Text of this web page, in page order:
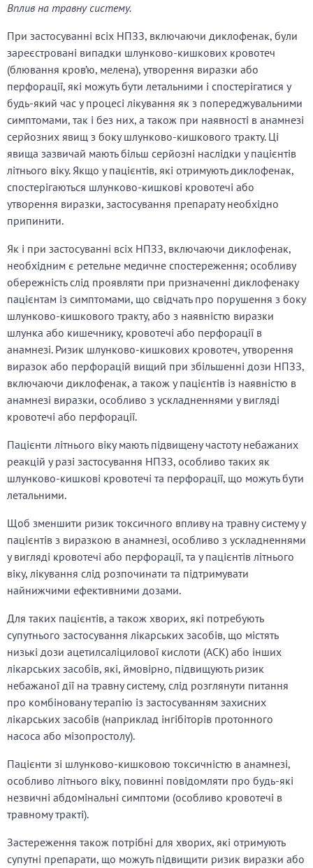
Вплив на травну систему.
При застосуванні всіх НПЗЗ, включаючи диклофенак, були
зареєстровані випадки шлунково-кишкових кровотеч
(блювання кров’ю, мелена), утворення виразки або
перфорації, які можуть бути летальними і спостерігатися у
будь-який час у процесі лікування як з попереджувальними
симптомами, так і без них, а також при наявності в анамнезі
серйозних явищ з боку шлунково-кишкового тракту. Ці
явища зазвичай мають більш серйозні наслідки у пацієнтів
літнього віку. Якщо у пацієнтів, які отримують диклофенак,
спостерігаються шлунково-кишкові кровотечі або
утворення виразки, застосування препарату необхідно
припинити.
Як і при застосуванні всіх НПЗЗ, включаючи диклофенак,
необхідним є ретельне медичне спостереження; особливу
обережність слід проявляти при призначенні диклофенаку
пацієнтам із симптомами, що свідчать про порушення з боку
шлунково-кишкового тракту, або з наявністю виразки
шлунка або кишечнику, кровотечі або перфорації в
анамнезі. Ризик шлунково-кишкових кровотеч, утворення
виразок або перфорацій вищий при збільшенні дози НПЗЗ,
включаючи диклофенак, а також у пацієнтів із наявністю в
анамнезі виразки, особливо з ускладненнями у вигляді
кровотечі або перфорації.
Пацієнти літнього віку мають підвищену частоту небажаних
реакцій у разі застосування НПЗЗ, особливо таких як
шлунково-кишкові кровотечі та перфорації, що можуть бути
летальними.
Щоб зменшити ризик токсичного впливу на травну систему у
пацієнтів з виразкою в анамнезі, особливо з ускладненнями
у вигляді кровотечі або перфорації, та у пацієнтів літнього
віку, лікування слід розпочинати та підтримувати
найнижчими ефективними дозами.
Для таких пацієнтів, а також хворих, які потребують
супутнього застосування лікарських засобів, що містять
низькі дози ацетилсаліцилової кислоти (АСК) або інших
лікарських засобів, які, ймовірно, підвищують ризик
небажаної дії на травну систему, слід розглянути питання
про комбіновану терапію із застосуванням захисних
лікарських засобів (наприклад інгібіторів протонного
насоса або мізопростолу).
Пацієнти зі шлунково-кишковою токсичністю в анамнезі,
особливо літнього віку, повинні повідомляти про будь-які
незвичні абдомінальні симптоми (особливо кровотечі в
травному тракті).
Застереження також потрібні для хворих, які отримують
супутні препарати, що можуть підвищити ризик виразки або